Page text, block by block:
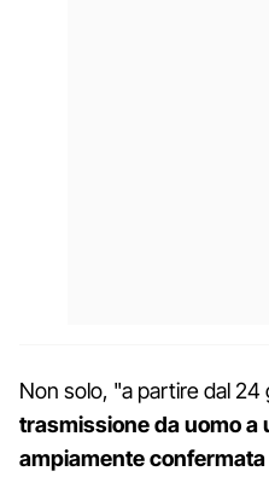
Non solo, "a partire dal 24
trasmissione da uomo a
ampiamente confermata